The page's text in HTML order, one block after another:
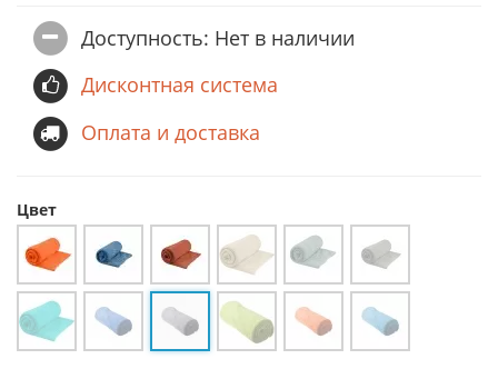
Доступность: Нет в наличии
Дисконтная система
Оплата и доставка
Цвет